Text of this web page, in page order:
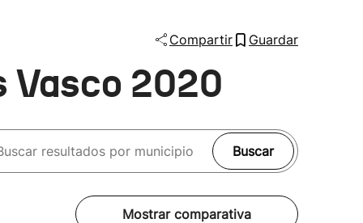
Lo último
Compartir Guardar
Vasco 2020
Buscar
Mostrar comparativa